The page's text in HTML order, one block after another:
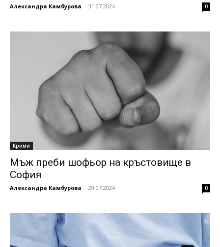
Александра Камбурова - 31.07.2024 0
Крими
Мъж преби шофьор на кръстовище в
София
Александра Камбурова - 29.07.2024 0